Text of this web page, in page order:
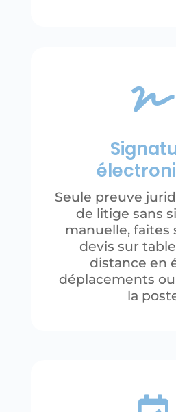

Seule preuve
de litige sans
manuelle, faites
devis sur
distance en
déplacements
la